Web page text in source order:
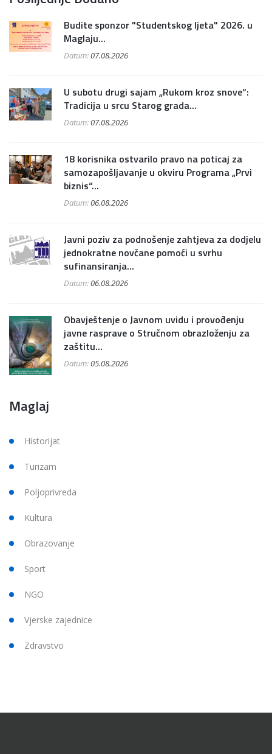
Budite sponzor "Studentskog ljeta" 2026. u
Maglaju...
Datum:07.08.2026
U subotu drugi sajam „Rukom kroz snove“:
Tradicija u srcu Starog grada...
Datum:07.08.2026
18 korisnika ostvarilo pravo na poticaj za
samozapošljavanje u okviru Programa „Prvi
biznis“...
Datum:06.08.2026
Javni poziv za podnošenje zahtjeva za dodjelu
jednokratne novčane pomoći u svrhu
sufinansiranja...
Datum:06.08.2026
Obavještenje o Javnom uvidu i provođenju
javne rasprave o Stručnom obrazloženju za
zaštitu...
Datum:05.08.2026
Maglaj
Historijat
Turizam
Poljoprivreda
Kultura
Obrazovanje
Sport
NGO
Vjerske zajednice
Zdravstvo